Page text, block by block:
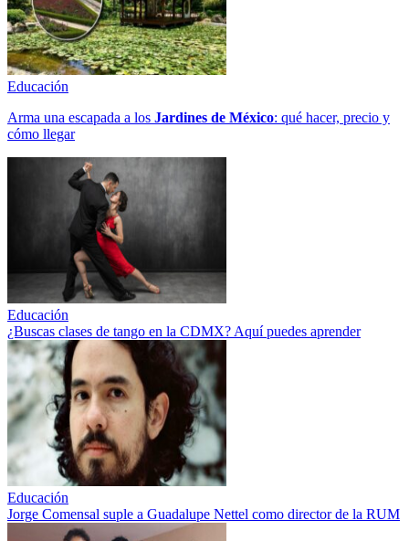
Educación
Arma una escapada a los Jardines de México: qué hacer, precio y
cómo llegar
Educación
¿Buscas clases de tango en la CDMX? Aquí puedes aprender
Educación
Jorge Comensal suple a Guadalupe Nettel como director de la RUM